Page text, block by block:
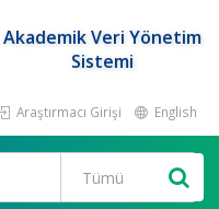
Akademik Veri Yönetim
Sistemi
Araştırmacı Girişi English